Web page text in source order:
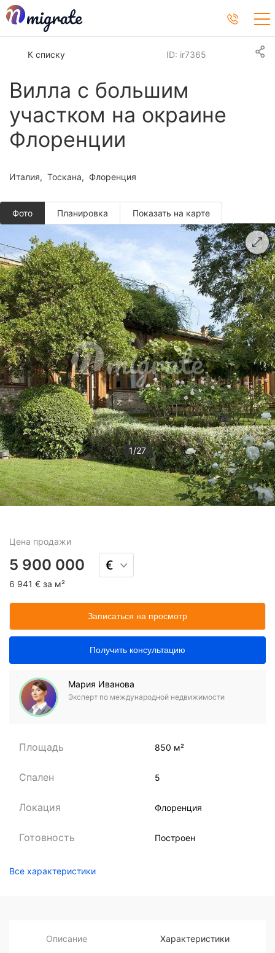
К списку
Вилла с большим
участком на окраине
Флоренции
ID: ir7365
Италия Тоскана Флоренция
Фото
1/27
Планировкa Показать на карте
Цена продажи
5 900 000
6 941 € за м²
Записаться на просмотр
Получить консультацию
Мария Иванова
Эксперт по международной недвижимости
Площадь 850 м²
Спален 5
Локация Флоренция
Готовность Построен
Все характеристики
Описание Характеристики